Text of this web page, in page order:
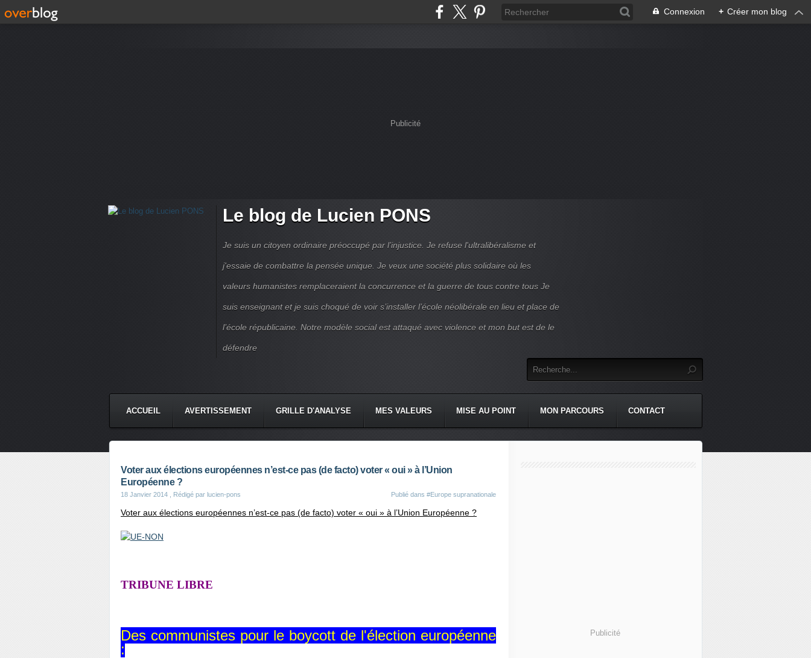
Connexion + Créer mon blog
Publicité
Le blog de Lucien PONS
Je suis un citoyen ordinaire préoccupé par l’injustice. Je refuse l'ultralibéralisme et
j'essaie de combattre la pensée unique. Je veux une société plus solidaire où les
valeurs humanistes remplaceraient la concurrence et la guerre de tous contre tous Je
suis enseignant et je suis choqué de voir s’installer l’école néolibérale en lieu et place de
l’école républicaine. Notre modèle social est attaqué avec violence et mon but est de le
défendre
ACCUEIL AVERTISSEMENT GRILLE D'ANALYSE MES VALEURS MISE AU POINT MON PARCOURS CONTACT
Voter aux élections européennes n’est-ce pas (de facto) voter « oui » à l’Union
Européenne ?
18 Janvier 2014 , Rédigé par lucien-pons Publié dans #Europe supranationale
Voter aux élections européennes n’est-ce pas (de facto) voter « oui » à l’Union Européenne ?
TRIBUNE LIBRE
Des communistes pour le boycott de l'élection européenne
:
Publicité